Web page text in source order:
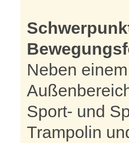
Neben
Sport- und
Trampolin